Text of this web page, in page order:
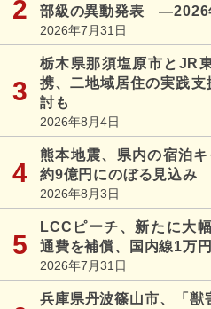
部級の異動発表 ―2026
2026年7月31日
栃木県那須塩原市とJR
携、二地域居住の実践
討も
2026年8月4日
熊本地震、県内の宿泊
約9億円にのぼる見込み
2026年8月3日
LCCピーチ、新たに大
通費を補償、国内線1万
2026年7月31日
兵庫県丹波篠山市、「獣